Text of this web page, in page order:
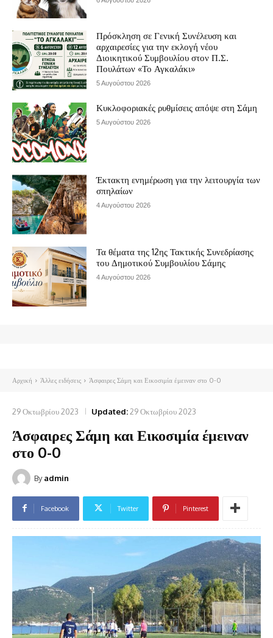
Πρόσκληση σε Γενική Συνέλευση και
αρχαιρεσίες για την εκλογή νέου
Διοικητικού Συμβουλίου στον Π.Σ.
Πουλάτων «Το Αγκαλάκι»
5 Αυγούστου 2026
Κυκλοφοριακές ρυθμίσεις απόψε στη Σάμη
5 Αυγούστου 2026
Έκτακτη ενημέρωση για την λειτουργία των
σπηλαίων
4 Αυγούστου 2026
Τα θέματα της 12ης Τακτικής Συνεδρίασης
του Δημοτικού Συμβουλίου Σάμης
4 Αυγούστου 2026